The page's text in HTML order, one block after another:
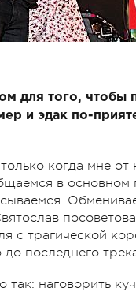
для того, чтобы
и эдак по-
когда мне от
в основном
с трагической
последнего
наговорить